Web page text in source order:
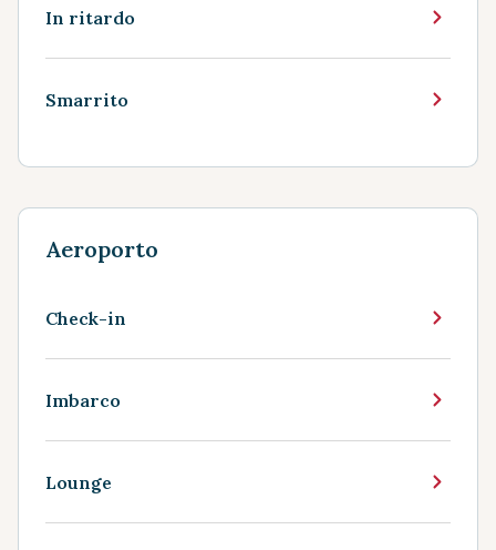
In ritardo
Smarrito
Aeroporto
Check-in
Imbarco
Lounge